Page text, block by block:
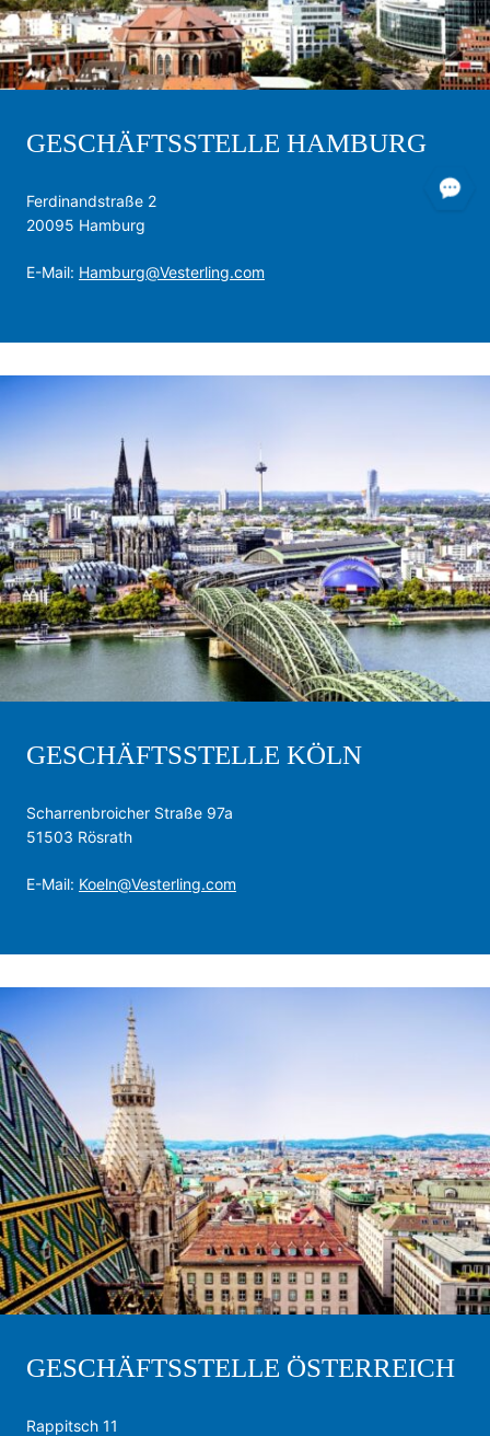
GESCHÄFTSSTELLE HAMBURG
Ferdinandstraße 2
20095 Hamburg
E-Mail: Hamburg@Vesterling.com
GESCHÄFTSSTELLE KÖLN
Scharrenbroicher Straße 97a
51503 Rösrath
E-Mail: Koeln@Vesterling.com
GESCHÄFTSSTELLE ÖSTERREICH
Rappitsch 11